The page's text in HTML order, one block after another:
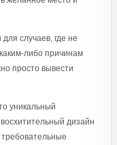
случаев, где не
либо причинам
просто вывести
уникальный
дизайн